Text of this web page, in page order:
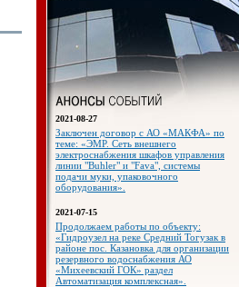
2021-08-27
Заключен договор с АО «МАКФА» по
теме: «ЭМР. Сеть внешнего
электроснабжения шкафов управления
линии "Buhler" и "Fava", системы
подачи муки, упаковочного
оборудования».
2021-07-15
Продолжаем работы по объекту:
«Гидроузел на реке Средний Тогузак в
районе пос. Казановка для организации
резервного водоснабжения АО
«Михеевский ГОК» раздел
Автоматизация комплексная».